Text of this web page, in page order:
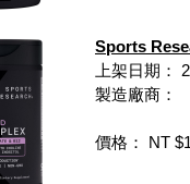
Sports
上架日期：
製造廠商：
價格： NT